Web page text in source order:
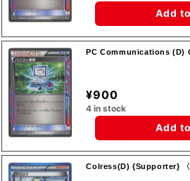
Add
PC Communications (D)
¥900
4 in stock
Add
Colress(D) {Supporter}